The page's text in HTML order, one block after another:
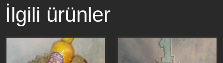
İlgili ürünler